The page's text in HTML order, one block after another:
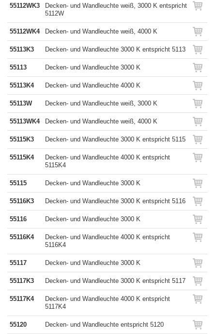
55112WK3
Decken- und Wandleuchte weiß, 3000 K entspricht
5112W
55112WK4 Decken- und Wandleuchte weiß, 4000 K
55113K3 Decken- und Wandleuchte 3000 K entspricht 5113
55113 Decken- und Wandleuchte 3000 K
55113K4 Decken- und Wandleuchte 4000 K
55113W Decken- und Wandleuchte weiß, 3000 K
55113WK4 Decken- und Wandleuchte weiß, 4000 K
55115K3 Decken- und Wandleuchte 3000 K entspricht 5115
55115K4
Decken- und Wandleuchte 4000 K entspricht
5115K4
55115 Decken- und Wandleuchte 3000 K
55116K3 Decken- und Wandleuchte 3000 K entspricht 5116
55116 Decken- und Wandleuchte 3000 K
55116K4
Decken- und Wandleuchte 4000 K entspricht
5116K4
55117 Decken- und Wandleuchte 3000 K
55117K3 Decken- und Wandleuchte 3000 K entspricht 5117
55117K4
Decken- und Wandleuchte 4000 K entspricht
5117K4
55120 Decken- und Wandleuchte entspricht 5120